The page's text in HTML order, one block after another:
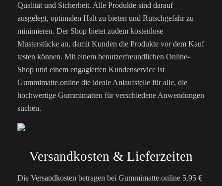
Qualität und Sicherheit. Alle Produkte sind darauf
ausgelegt, optimalen Halt zu bieten und Rutschgefahr zu
minimieren. Der Shop bietet zudem kostenlose
Musterstücke an, damit Kunden die Produkte vor dem Kauf
testen können. Mit einem benutzerfreundlichen Online-
Shop und einem engagierten Kundenservice ist
Gummimatte.online die ideale Anlaufstelle für alle, die
hochwertige Gummimatten für verschiedene Anwendungen
suchen.
Versandkosten & Lieferzeiten
Die Versandkosten betragen bei Gummimatte.online 5,95 €